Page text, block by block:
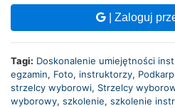
| Zaloguj
Tagi: Doskonalenie umiejętności
egzamin, Foto, instruktorzy,
strzelcy wyborowi, Strzelcy
wyborowy, szkolenie, szkolenie